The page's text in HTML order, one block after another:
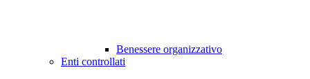
Benessere organizzativo
Enti controllati